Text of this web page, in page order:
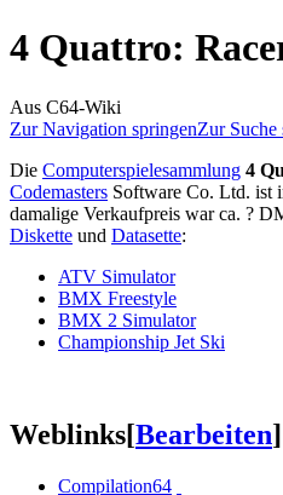
4 Quattro:
Aus C64-Wiki
Zur Navigation springenZur Suche
Die Computerspielesammlung 4
Codemasters Software Co. Ltd. ist
damalige Verkaufpreis war ca. ?
Diskette und Datasette:
ATV Simulator
BMX Freestyle
BMX 2 Simulator
Championship Jet Ski
Weblinks[Bearbeiten]
Compilation64